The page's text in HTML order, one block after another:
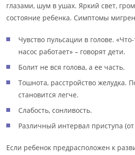
глазами, шум в ушах. Яркий свет,
состояние ребенка. Симптомы
Чувство пульсации в голове.
насос работает» – говорят дети.
Болит не вся голова, а ее часть.
Тошнота, расстройство желудка.
становится легче.
Слабость, сонливость.
Различный интервал приступа
Если ребенок предрасположен к